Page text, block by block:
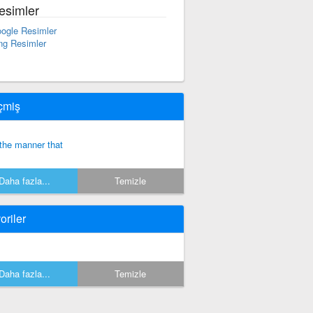
Resimler
Resimler
manner that
Daha fazla... Temizle
Daha fazla... Temizle